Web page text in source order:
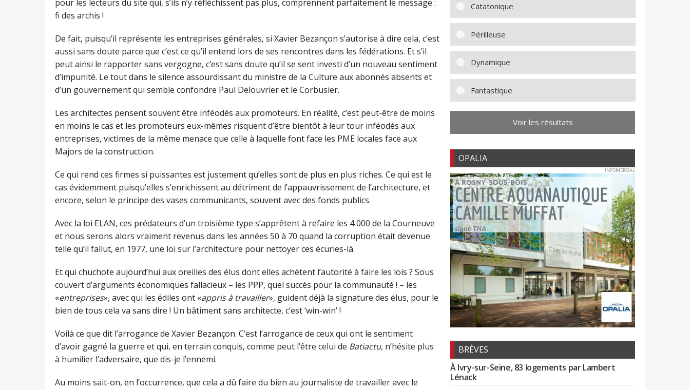
pour les lecteurs du site qui, s’ils n’y réfléchissent pas plus, comprennent parfaitement le message :
fi des archis !
De fait, puisqu’il représente les entreprises générales, si Xavier Bezançon s’autorise à dire cela, c’est
aussi sans doute parce que c’est ce qu’il entend lors de ses rencontres dans les fédérations. Et s’il
peut ainsi le rapporter sans vergogne, c’est sans doute qu’il se sent investi d’un nouveau sentiment
d’impunité. Le tout dans le silence assourdissant du ministre de la Culture aux abonnés absents et
d’un gouvernement qui semble confondre Paul Delouvrier et le Corbusier.
Les architectes pensent souvent être inféodés aux promoteurs. En réalité, c’est peut-être de moins
en moins le cas et les promoteurs eux-mêmes risquent d’être bientôt à leur tour inféodés aux
entreprises, victimes de la même menace que celle à laquelle font face les PME locales face aux
Majors de la construction.
Ce qui rend ces firmes si puissantes est justement qu’elles sont de plus en plus riches. Ce qui est le
cas évidemment puisqu’elles s’enrichissent au détriment de l’appauvrissement de l’architecture, et
encore, selon le principe des vases communicants, souvent avec des fonds publics.
Avec la loi ELAN, ces prédateurs d’un troisième type s’apprêtent à refaire les 4 000 de la Courneuve
et nous serons alors vraiment revenus dans les années 50 à 70 quand la corruption était devenue
telle qu’il fallut, en 1977, une loi sur l’architecture pour nettoyer ces écuries-là.
Et qui chuchote aujourd’hui aux oreilles des élus dont elles achètent l’autorité à faire les lois ? Sous
couvert d’arguments économiques fallacieux – les PPP, quel succès pour la communauté ! – les
«entreprises», avec qui les édiles ont «appris à travailler», guident déjà la signature des élus, pour le
bien de tous cela va sans dire ! Un bâtiment sans architecte, c’est ‘win-win’ !
Voilà ce que dit l’arrogance de Xavier Bezançon. C’est l’arrogance de ceux qui ont le sentiment
d’avoir gagné la guerre et qui, en terrain conquis, comme peut l’être celui de Batiactu, n’hésite plus
à humilier l’adversaire, que dis-je l’ennemi.
Au moins sait-on, en l’occurrence, que cela a dû faire du bien au journaliste de travailler avec le
Catatonique
Périlleuse
Dynamique
Fantastique
Voir les résultats
OPALIA
INFOMERCIAL
BRÈVES
À Ivry-sur-Seine, 83 logements par Lambert
Lénack